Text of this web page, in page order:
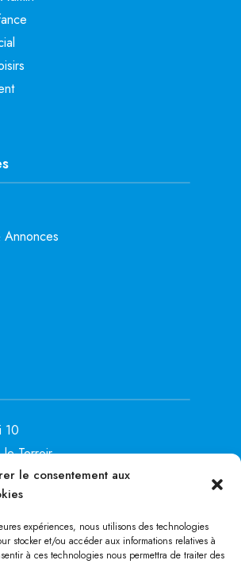
le consentement aux
expériences, nous utilisons des technologies
stocker et/ou accéder aux informations relatives à
à ces technologies nous permettra de traiter des
10
Terroir
19h00
16h00
11h00
28 25